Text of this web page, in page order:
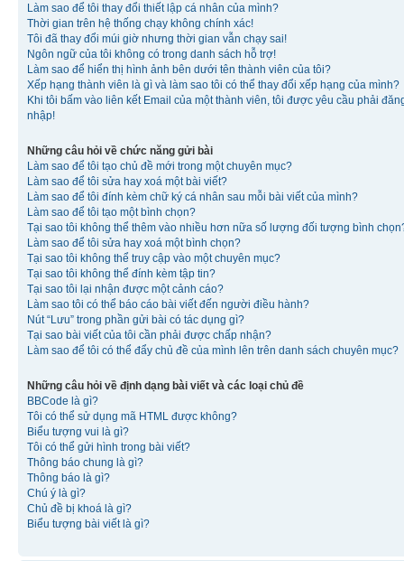
Làm sao để tôi thay đổi thiết lập cá nhân của mình?
Thời gian trên hệ thống chạy không chính xác!
Tôi đã thay đổi múi giờ nhưng thời gian vẫn chạy sai!
Ngôn ngữ của tôi không có trong danh sách hỗ trợ!
Làm sao để hiển thị hình ảnh bên dưới tên thành viên của tôi?
Xếp hạng thành viên là gì và làm sao tôi có thể thay đổi xếp hạng của mình?
Khi tôi bấm vào liên kết Email của một thành viên, tôi được yêu cầu phải
nhập!
Những câu hỏi về chức năng gửi bài
Làm sao để tôi tạo chủ đề mới trong một chuyên mục?
Làm sao để tôi sửa hay xoá một bài viết?
Làm sao để tôi đính kèm chữ ký cá nhân sau mỗi bài viết của mình?
Làm sao để tôi tạo một bình chọn?
Tại sao tôi không thể thêm vào nhiều hơn nữa số lượng đối tượng bình
Làm sao để tôi sửa hay xoá một bình chọn?
Tại sao tôi không thể truy cập vào một chuyên mục?
Tại sao tôi không thể đính kèm tập tin?
Tại sao tôi lại nhận được một cảnh cáo?
Làm sao tôi có thể báo cáo bài viết đến người điều hành?
Nút “Lưu” trong phần gửi bài có tác dụng gì?
Tại sao bài viết của tôi cần phải được chấp nhận?
Làm sao để tôi có thể đẩy chủ đề của mình lên trên danh sách chuyên mục?
Những câu hỏi về định dạng bài viết và các loại chủ đề
BBCode là gì?
Tôi có thể sử dụng mã HTML được không?
Biểu tượng vui là gì?
Tôi có thể gửi hình trong bài viết?
Thông báo chung là gì?
Thông báo là gì?
Chú ý là gì?
Chủ đề bị khoá là gì?
Biểu tượng bài viết là gì?